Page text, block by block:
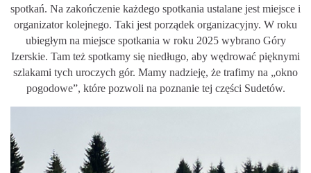
spotkań. Na zakończenie każdego spotkania ustalane jest miejsce i
organizator kolejnego. Taki jest porządek organizacyjny. W roku
ubiegłym na miejsce spotkania w roku 2025 wybrano Góry
Izerskie. Tam też spotkamy się niedługo, aby wędrować pięknymi
szlakami tych uroczych gór. Mamy nadzieję, że trafimy na „okno
pogodowe”, które pozwoli na poznanie tej części Sudetów.